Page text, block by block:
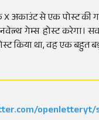
अकाउंट से एक पोस्ट की
गेम्स होस्ट करेगा।
किया था, वह एक बहुत
openletteryt/